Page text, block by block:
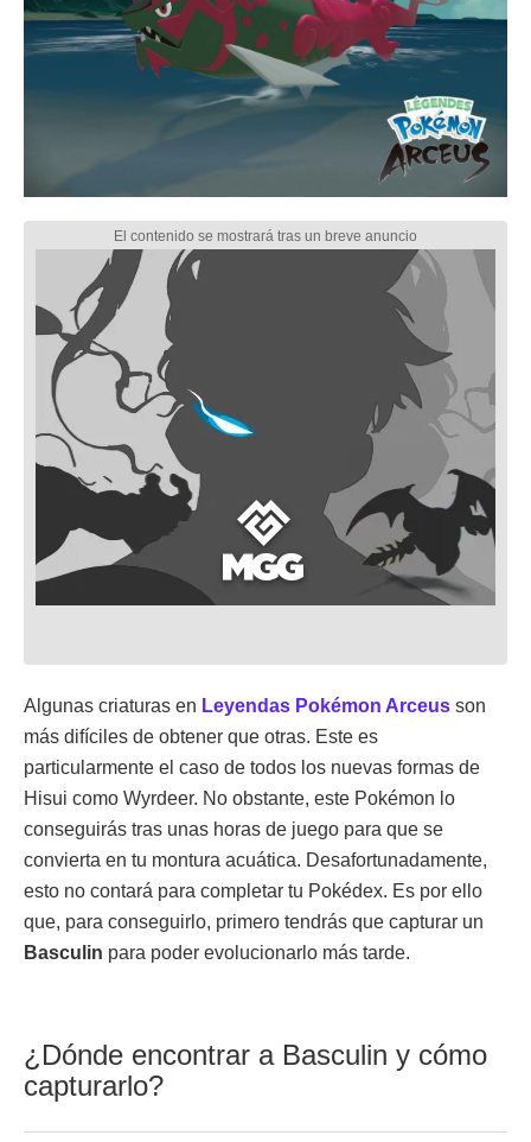
Algunas criaturas en Leyendas Pokémon Arceus son
más difíciles de obtener que otras. Este es
particularmente el caso de todos los nuevas formas de
Hisui como Wyrdeer. No obstante, este Pokémon lo
conseguirás tras unas horas de juego para que se
convierta en tu montura acuática. Desafortunadamente,
esto no contará para completar tu Pokédex. Es por ello
que, para conseguirlo, primero tendrás que capturar un
Basculin para poder evolucionarlo más tarde.
¿Dónde encontrar a Basculin y cómo
capturarlo?